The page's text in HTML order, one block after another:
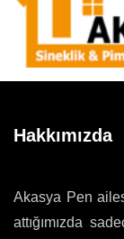
Hakkımızda
Akasya Pen
attığımızda